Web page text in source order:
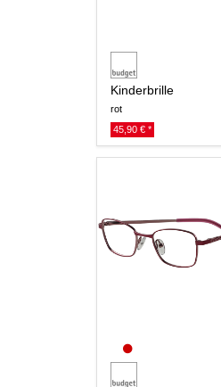
Kinderbrille
rot
45,90 € *